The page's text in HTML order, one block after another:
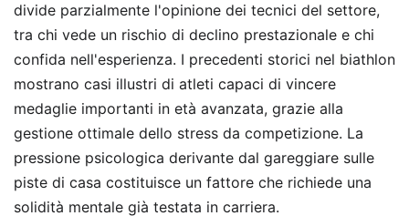
divide parzialmente l'opinione dei tecnici del settore,
tra chi vede un rischio di declino prestazionale e chi
confida nell'esperienza. I precedenti storici nel biathlon
mostrano casi illustri di atleti capaci di vincere
medaglie importanti in età avanzata, grazie alla
gestione ottimale dello stress da competizione. La
pressione psicologica derivante dal gareggiare sulle
piste di casa costituisce un fattore che richiede una
solidità mentale già testata in carriera.